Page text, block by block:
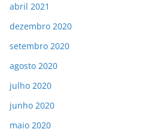
abril 2021
dezembro 2020
setembro 2020
agosto 2020
julho 2020
junho 2020
maio 2020